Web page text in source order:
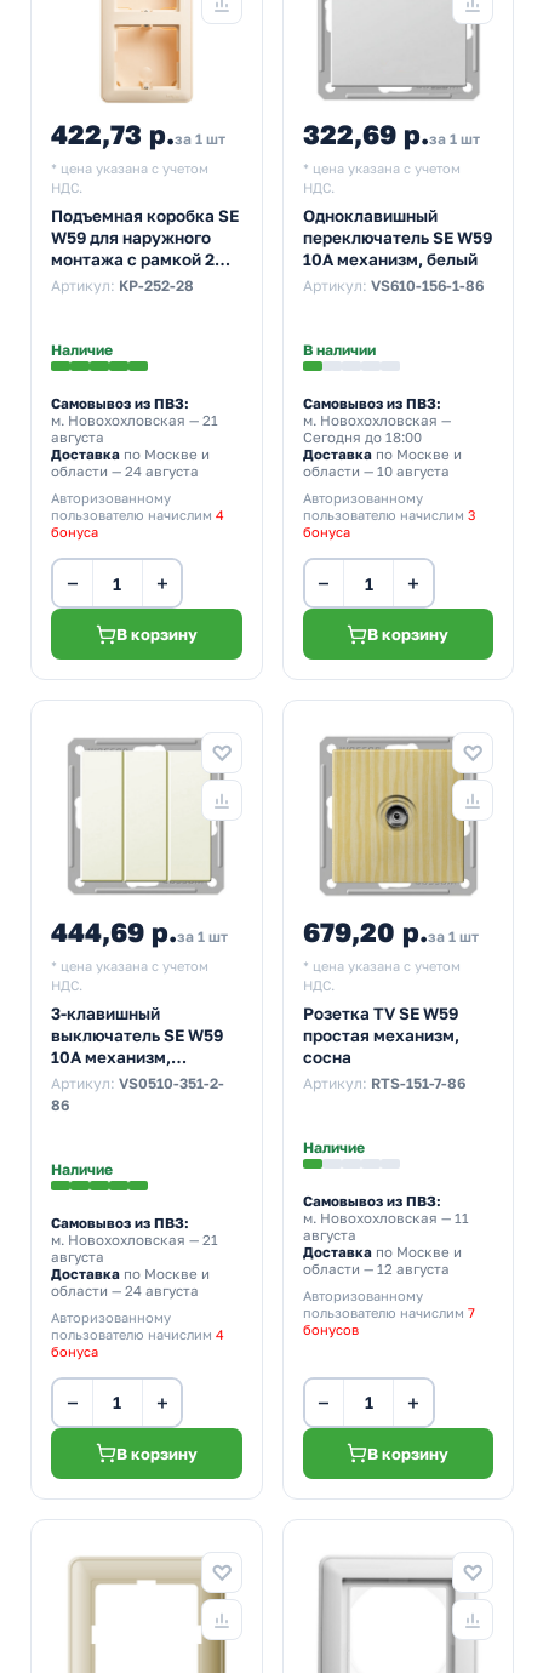
422,73 р.за 1 шт
* цена указана с учетом
НДС.
Подъемная коробка SE
W59 для наружного
монтажа с рамкой 2
поста, слоновая кость
Артикул: KP-252-28
Наличие
Самовывоз из ПВЗ:
м. Новохохловская — 21
августа
Доставка по Москве и
области — 24 августа
Авторизованному
пользователю начислим 4
бонуса
− +
В корзину
322,69 р.за 1 шт
* цена указана с учетом
НДС.
Одноклавишный
переключатель SE W59
10A механизм, белый
Артикул: VS610-156-1-86
В наличии
Самовывоз из ПВЗ:
м. Новохохловская —
Сегодня до 18:00
Доставкапо Москве и
области — 10 августа
Авторизованному
пользователю начислим 3
бонуса
− +
В корзину
444,69 р.за 1 шт
* цена указана с учетом
НДС.
3-клавишный
выключатель SE W59
10A механизм,
слоновая кость
(бежевый)
Артикул: VS0510-351-2-
86
Наличие
Самовывоз из ПВЗ:
м. Новохохловская — 21
августа
Доставка по Москве и
области — 24 августа
Авторизованному
пользователю начислим 4
бонуса
− +
В корзину
679,20 р.за 1 шт
* цена указана с учетом
НДС.
Розетка TV SE W59
простая механизм,
сосна
Артикул: RTS-151-7-86
Наличие
Самовывоз из ПВЗ:
м. Новохохловская — 11
августа
Доставкапо Москве и
области — 12 августа
Авторизованному
пользователю начислим 7
бонусов
− +
В корзину